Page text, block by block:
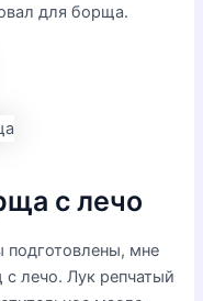
для борща.
с лечо
подготовлены, мне
лечо. Лук репчатый